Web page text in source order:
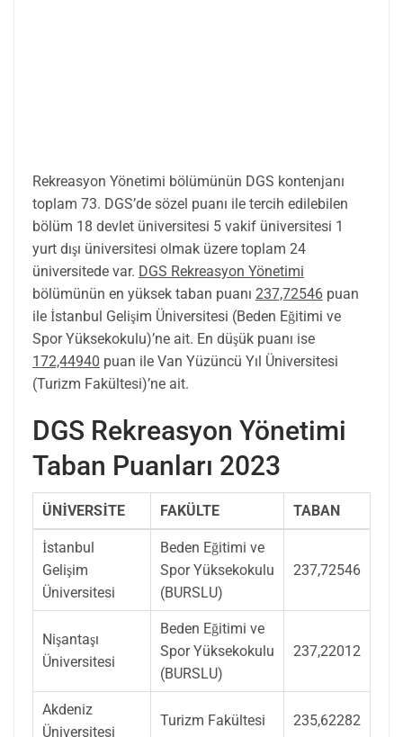
Rekreasyon Yönetimi bölümünün DGS kontenjanı
toplam 73. DGS’de sözel puanı ile tercih edilebilen
bölüm 18 devlet üniversitesi 5 vakif üniversitesi 1
yurt dışı üniversitesi olmak üzere toplam 24
üniversitede var. DGS Rekreasyon Yönetimi
bölümünün en yüksek taban puanı 237,72546 puan
ile İstanbul Gelişim Üniversitesi (Beden Eğitimi ve
Spor Yüksekokulu)’ne ait. En düşük puanı ise
172,44940 puan ile Van Yüzüncü Yıl Üniversitesi
(Turizm Fakültesi)’ne ait.
DGS Rekreasyon Yönetimi
Taban Puanları 2023
ÜNİVERSİTE FAKÜLTE TABAN
İstanbul
Gelişim
Üniversitesi
Beden Eğitimi ve
Spor Yüksekokulu
(BURSLU)
237,72546
Nişantaşı
Üniversitesi
Beden Eğitimi ve
Spor Yüksekokulu
(BURSLU)
237,22012
Akdeniz
Üniversitesi
Turizm Fakültesi 235,62282